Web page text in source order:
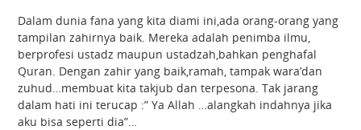
Dalam dunia fana yang kita diami ini,ada orang-orang yang
tampilan zahirnya baik. Mereka adalah penimba ilmu,
berprofesi ustadz maupun ustadzah,bahkan penghafal
Quran. Dengan zahir yang baik,ramah, tampak wara’dan
zuhud…membuat kita takjub dan terpesona. Tak jarang
dalam hati ini terucap :” Ya Allah …alangkah indahnya jika
aku bisa seperti dia”…